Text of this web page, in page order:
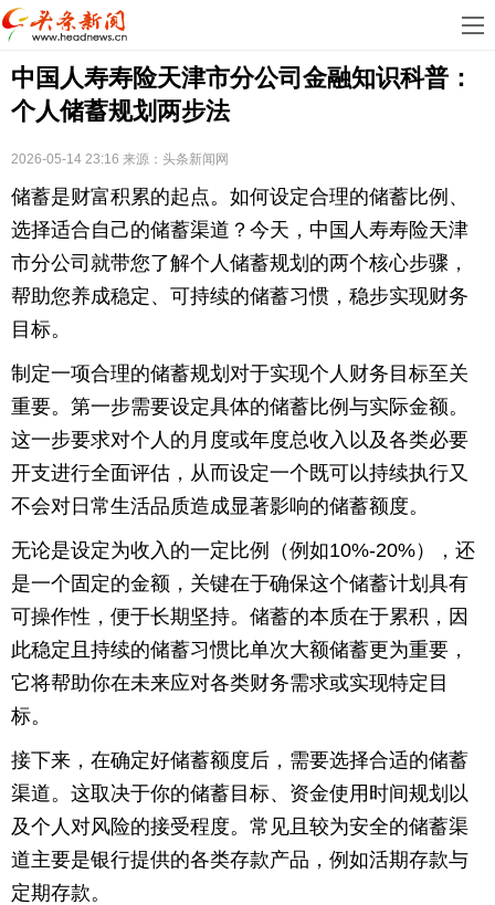
首
页
娱
地
产
汽
育
健
康
生
活
时
尚
体
儿
旅
戏
快
经
文
化
中国人寿寿险天津市分公司金融知识科普：
个人储蓄规划两步法
2026-05-14 23:16 来源： 头条新闻网
储蓄是财富积累的起点。如何设定合理的储蓄比例、
选择适合自己的储蓄渠道？今天，中国人寿寿险天津
市分公司就带您了解个人储蓄规划的两个核心步骤，
帮助您养成稳定、可持续的储蓄习惯，稳步实现财务
目标。
制定一项合理的储蓄规划对于实现个人财务目标至关
重要。第一步需要设定具体的储蓄比例与实际金额。
这一步要求对个人的月度或年度总收入以及各类必要
开支进行全面评估，从而设定一个既可以持续执行又
不会对日常生活品质造成显著影响的储蓄额度。
无论是设定为收入的一定比例（例如10%-20%），还
是一个固定的金额，关键在于确保这个储蓄计划具有
可操作性，便于长期坚持。储蓄的本质在于累积，因
此稳定且持续的储蓄习惯比单次大额储蓄更为重要，
它将帮助你在未来应对各类财务需求或实现特定目
标。
接下来，在确定好储蓄额度后，需要选择合适的储蓄
渠道。这取决于你的储蓄目标、资金使用时间规划以
及个人对风险的接受程度。常见且较为安全的储蓄渠
道主要是银行提供的各类存款产品，例如活期存款与
定期存款。